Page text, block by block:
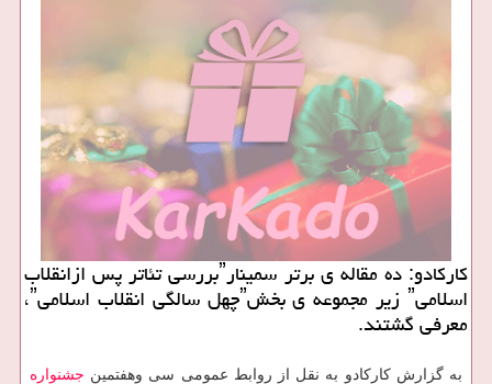
كاركادو: ده مقاله ی برتر سمینارˮبررسی تئاتر پس ازانقلاب
اسلامیˮ زیر مجموعه ی بخشˮچهل سالگی انقلاب اسلامیˮ،
معرفی گشتند.
به گزارش كاركادو به نقل از روابط عمومی سی وهفتمین جشنواره